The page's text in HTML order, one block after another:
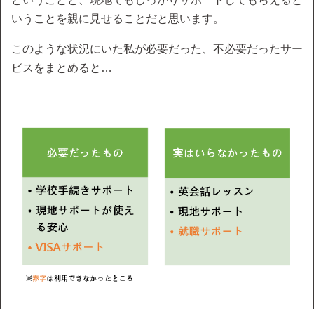
いうことを親に見せることだと思います。
このような状況にいた私が必要だった、不必要だったサー
ビスをまとめると…